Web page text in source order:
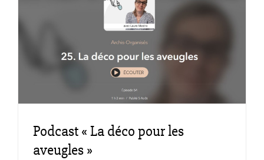
Podcast « La déco pour les
aveugles »